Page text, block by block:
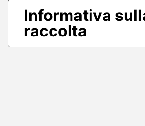
Informativa
raccolta